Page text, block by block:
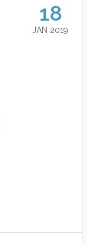
18
JAN 2019